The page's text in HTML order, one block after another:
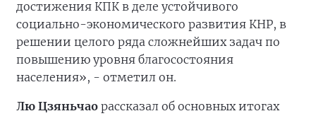
достижения КПК в деле устойчивого
социально-экономического развития КНР, в
решении целого ряда сложнейших задач по
повышению уровня благосостояния
населения», - отметил он.
Лю Цзяньчао рассказал об основных итогах